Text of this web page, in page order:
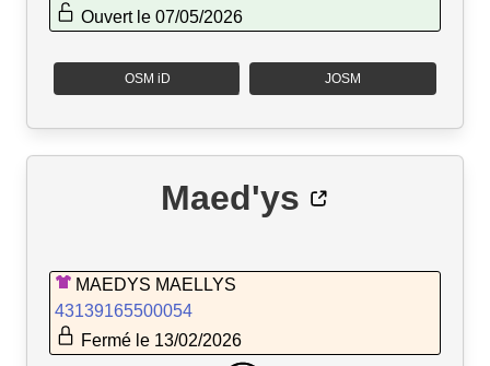
Ouvert le 07/05/2026
OSM iD JOSM
Maed'ys
MAEDYS MAELLYS
43139165500054
Fermé le 13/02/2026